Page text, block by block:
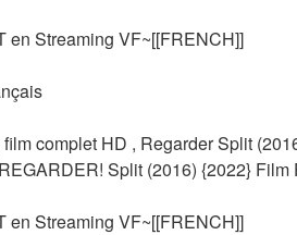
en Streaming VF~[[FRENCH]]
complet HD , Regarder Split
Split (2016) {2022}
en Streaming VF~[[FRENCH]]